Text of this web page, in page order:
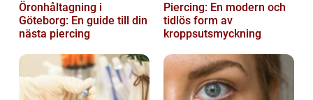
Öronhåltagning i
Göteborg: En guide till din
nästa piercing
Piercing: En modern och
tidlös form av
kroppsutsmyckning